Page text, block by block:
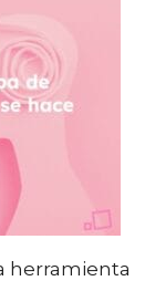
herramienta